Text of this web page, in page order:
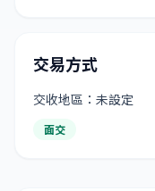
交易方式
交收地區：未設定
面交